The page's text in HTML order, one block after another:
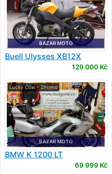
BAZAR MOTO
Buell Ulysses XB12X
129 000 Kč
Lucky Cow - Znojmo
BAZAR MOTO
BMW K 1200 LT
69 999 Kč